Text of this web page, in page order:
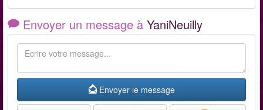
Envoyer un message à YaniNeuilly
Envoyer le message